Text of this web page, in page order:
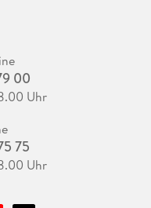
00
Uhr
75
Uhr